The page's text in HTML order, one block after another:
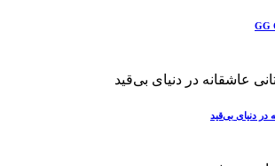
در دنیای بی‌قید